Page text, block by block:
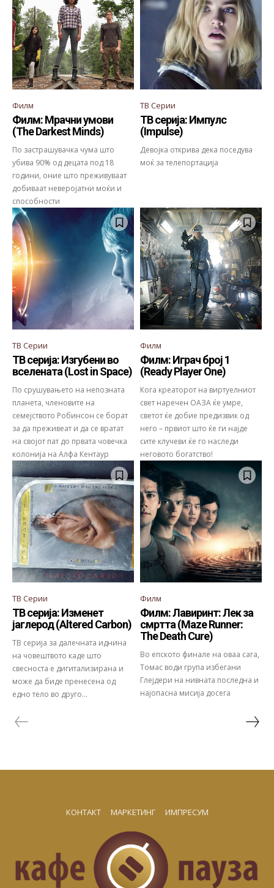
Филм
Филм: Мрачни умови
(The Darkest Minds)
По застрашувачка чума што
убива 90% од децата под 18
години, оние што преживуваат
добиваат неверојатни моќи и
способности
ТВ Серии
ТВ серија: Импулс
(Impulse)
Девојка открива дека поседува
моќ за телепортација
ТВ Серии
ТВ серија: Изгубени во
вселената (Lost in Space)
По срушувањето на непозната
планета, членовите на
семејството Робинсон се борат
за да преживеат и да се вратат
на својот пат до првата човечка
колонија на Алфа Кентаур
Филм
Филм: Играч број 1
(Ready Player One)
Кога креаторот на виртуелниот
свет наречен ОАЗА ќе умре,
светот ќе добие предизвик од
него – првиот што ќе ги најде
сите клучеви ќе го наследи
неговото богатство!
ТВ Серии
ТВ серија: Изменет
јаглерод (Altered Carbon)
ТВ серија за далечната иднина
на човештвото каде што
свесноста е дигитализирана и
може да биде пренесена од
едно тело во друго...
Филм
Филм: Лавиринт: Лек за
смртта (Maze Runner:
The Death Cure)
Во епското финале на оваа сага,
Томас води група избегани
Глејдери на нивната последна и
најопасна мисија досега
КОНТАКТ МАРКЕТИНГ ИМПРЕСУМ